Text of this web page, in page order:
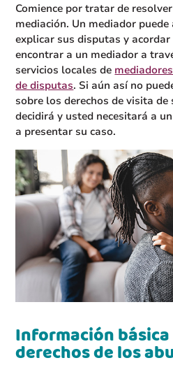
Comience por tratar de
mediación. Un mediador
explicar sus disputas y
encontrar a un mediador a
servicios locales de
de disputas. Si aún así no
sobre los derechos de visita de
decidirá y usted necesitará a
a presentar su caso.
Información
derechos de los